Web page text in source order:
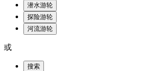
潜水游轮
探险游轮
河流游轮
或
搜索